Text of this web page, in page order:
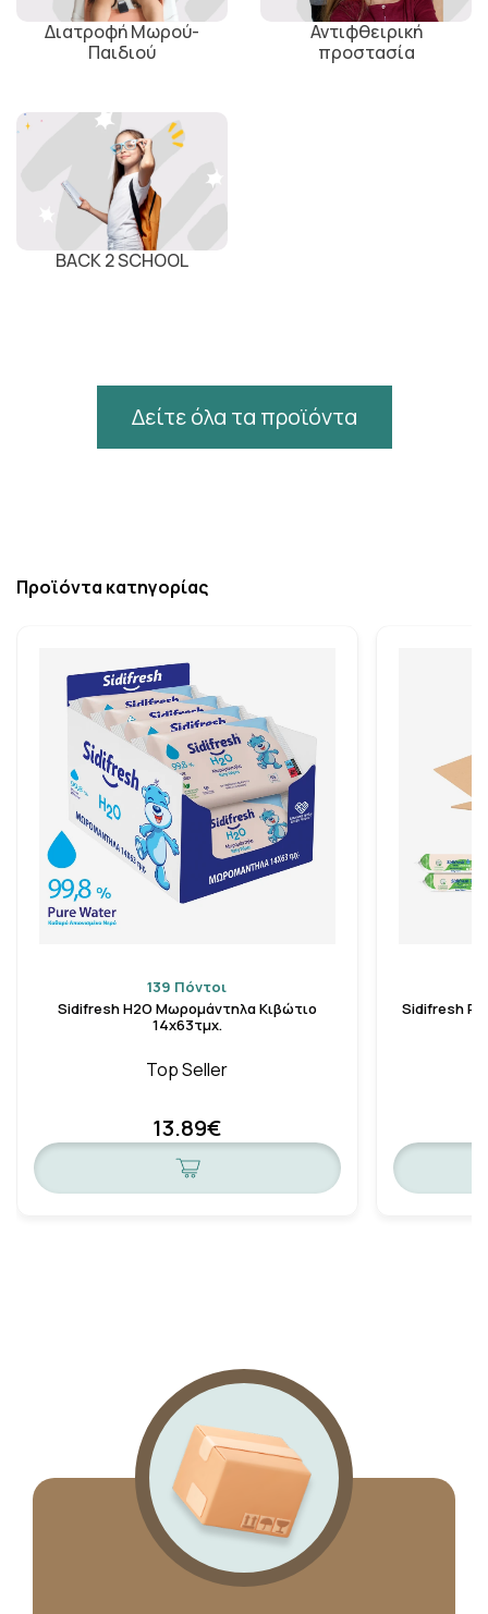
Διατροφή Μωρού-
Παιδιού
Αντιφθειρική
προστασία
BACK 2 SCHOOL
Δείτε όλα τα προϊόντα
Προϊόντα κατηγορίας
139 Πόντοι
Sidifresh H2O Μωρομάντηλα Κιβώτιο
14χ63τμχ.
Top Seller
13.89€
Sidifresh